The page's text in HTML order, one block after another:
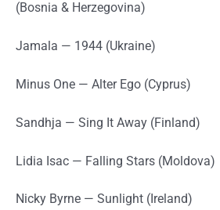
(Bosnia & Herzegovina)
Jamala — 1944 (Ukraine)
Minus One — Alter Ego (Cyprus)
Sandhja — Sing It Away (Finland)
Lidia Isac — Falling Stars (Moldova)
Nicky Byrne — Sunlight (Ireland)